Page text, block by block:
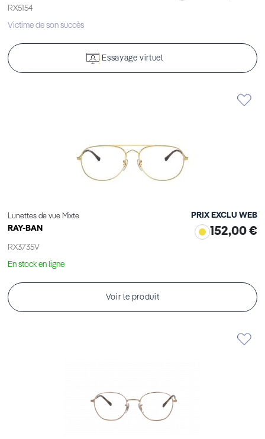
RX5154
Victime de son succès
Essayage virtuel
Lunettes de vue Mixte
RAY-BAN
RX3735V
PRIX EXCLU WEB
152,00 €
En stock en ligne
Voir le produit